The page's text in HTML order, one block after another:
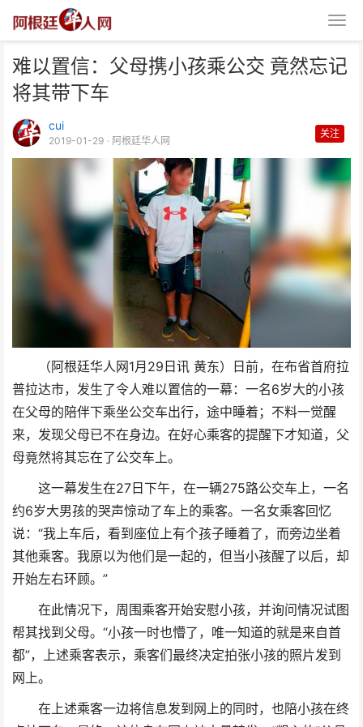
难以置信：父母携小孩乘公交 竟然忘记
将其带下车
cui
2019-01-29 · 阿根廷华人网
关注
（阿根廷华人网1月29日讯 黄东）日前，在布省首府拉
普拉达市，发生了令人难以置信的一幕：一名6岁大的小孩
在父母的陪伴下乘坐公交车出行，途中睡着；不料一觉醒
来，发现父母已不在身边。在好心乘客的提醒下才知道，父
母竟然将其忘在了公交车上。
这一幕发生在27日下午，在一辆275路公交车上，一名
约6岁大男孩的哭声惊动了车上的乘客。一名女乘客回忆
说：“我上车后，看到座位上有个孩子睡着了，而旁边坐着
其他乘客。我原以为他们是一起的，但当小孩醒了以后，却
开始左右环顾。”
在此情况下，周围乘客开始安慰小孩，并询问情况试图
帮其找到父母。“小孩一时也懵了，唯一知道的就是来自首
都”，上述乘客表示，乘客们最终决定拍张小孩的照片发到
网上。
在上述乘客一边将信息发到网上的同时，也陪小孩在终
难以置信：父母携小孩乘公交 竟
然忘记将其带下车